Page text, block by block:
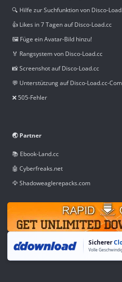
🔍 Hilfe zur Suchfunktion von Disco-
👍 Likes in 7 Tagen auf Disco-Load.cc
🖼️ Füge ein Avatar-Bild hinzu!
🏅 Rangsystem von Disco-Load.cc
📸 Screenshot auf Disco-Load.cc
💬 Unterstützung auf Disco-Load.cc-
❌ 505-Fehler
🌏 Partner
📚 Ebook-Land.cc
🤖 Cyberfreaks.net
🦅 Shadoweaglerepacks.com
Sicherer